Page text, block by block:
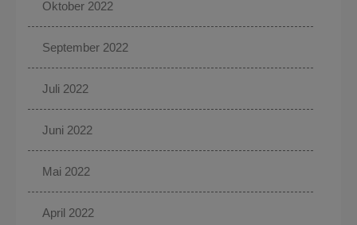
Oktober 2022
September 2022
Juli 2022
Juni 2022
Mai 2022
April 2022